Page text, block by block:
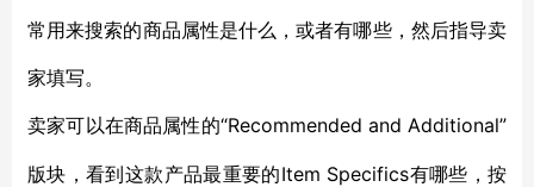
常用来搜索的商品属性是什么，或者有哪些，然后指导卖
家填写。
卖家可以在商品属性的“Recommended and Additional”
版块，看到这款产品最重要的Item Specifics有哪些，按